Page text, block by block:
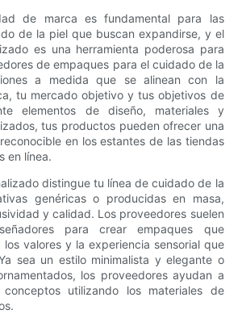
de marca es fundamental para las
de la piel que buscan expandirse, y el
es una herramienta poderosa para
de empaques para el cuidado de la
a medida que se alinean con la
tu mercado objetivo y tus objetivos de
elementos de diseño, materiales y
tus productos pueden ofrecer una
en los estantes de las tiendas
en línea.
distingue tu línea de cuidado de la
genéricas o producidas en masa,
y calidad. Los proveedores suelen
para crear empaques que
los valores y la experiencia sensorial que
sea un estilo minimalista y elegante o
los proveedores ayudan a
utilizando los materiales de